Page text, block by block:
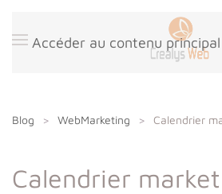
Accéder au contenu principal
Blog WebMarketing Calendrier
Calendrier